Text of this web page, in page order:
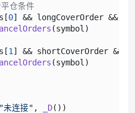
仓条件
0] && longCoverOrder &&
(symbol)
1 ] && shortCoverOrder &&
(symbol)
"未连接" , _D())